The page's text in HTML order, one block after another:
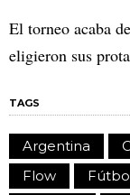
El torneo acaba
eligieron sus
TAGS
Argentina
Flow